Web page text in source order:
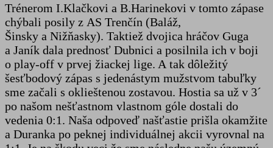
Trénerom I.Klačkovi a B.Harinekovi v tomto zápase
chýbali posily z AS Trenčín (Baláž,
Šinsky a Nižňasky). Taktiež dvojica hráčov Guga
a Janík dala prednosť Dubnici a posilnila ich v boji
o play-off v prvej žiackej lige. A tak dôležitý
šesťbodový zápas s jedenástym mužstvom tabuľky
sme začali s oklieštenou zostavou. Hostia sa už v 3´
po našom nešťastnom vlastnom góle dostali do
vedenia 0:1. Naša odpoveď našťastie prišla okamžite
a Duranka po peknej individuálnej akcii vyrovnal na